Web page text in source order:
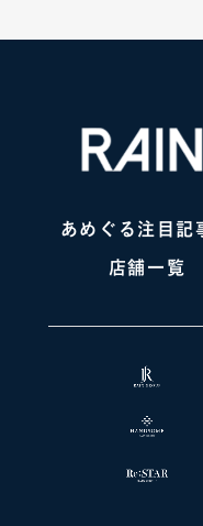
あめぐる注目記
店舗一覧